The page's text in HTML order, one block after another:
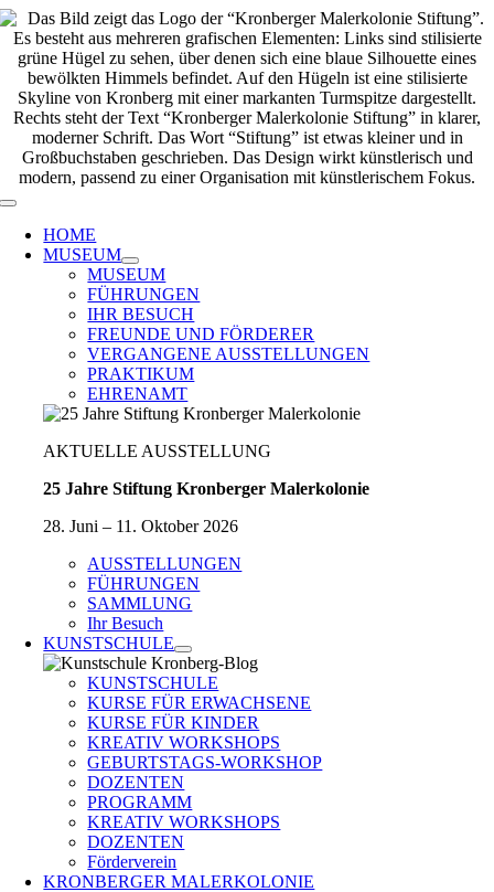
Zum
Inhalt
springen
Toggle
Navigation
HOME
MUSEUM
MUSEUM
FÜHRUNGEN
IHR BESUCH
FREUNDE UND FÖRDERER
VERGANGENE AUSSTELLUNGEN
PRAKTIKUM
EHRENAMT
AKTUELLE AUSSTELLUNG
25 Jahre Stiftung Kronberger Malerkolonie
28. Juni – 11. Oktober 2026
AUSSTELLUNGEN
FÜHRUNGEN
SAMMLUNG
Ihr Besuch
KUNSTSCHULE
KUNSTSCHULE
KURSE FÜR ERWACHSENE
KURSE FÜR KINDER
KREATIV WORKSHOPS
GEBURTSTAGS-WORKSHOP
DOZENTEN
PROGRAMM
KREATIV WORKSHOPS
DOZENTEN
Förderverein
KRONBERGER MALERKOLONIE